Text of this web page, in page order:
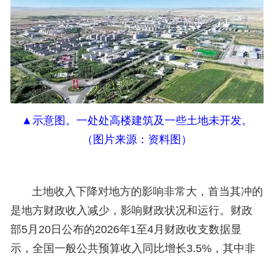
▲ 示意图。一处处高楼建筑及一些土地未开发。
（ 图片来源：资料图 ）
土地收入下降对地方的影响非常大，首当其冲的
是地方财政收入减少，影响财政状况和运行。财政
部5月20日公布的2026年1至4月财政收支数据显
示，全国一般公共预算收入同比增长3.5%，其中非